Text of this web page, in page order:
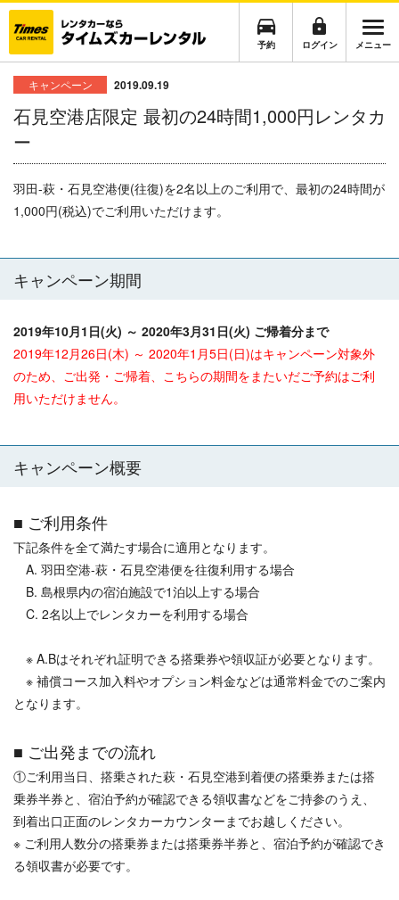
予約 ログイン メニュー
キャンペーン 2019.09.19
石見空港店限定 最初の24時間1,000円レンタカ
ー
羽田-萩・石見空港便(往復)を2名以上のご利用で、最初の24時間が
1,000円(税込)でご利用いただけます。
キャンペーン期間
2019年10月1日(火) ～ 2020年3月31日(火) ご帰着分まで
2019年12月26日(木) ～ 2020年1月5日(日)はキャンペーン対象外
のため、ご出発・ご帰着、こちらの期間をまたいだご予約はご利
用いただけません。
キャンペーン概要
■ ご利用条件
下記条件を全て満たす場合に適用となります。
A. 羽田空港-萩・石見空港便を往復利用する場合
B. 島根県内の宿泊施設で1泊以上する場合
C. 2名以上でレンタカーを利用する場合
※ A.Bはそれぞれ証明できる搭乗券や領収証が必要となります。
※ 補償コース加入料やオプション料金などは通常料金でのご案内
となります。
■ ご出発までの流れ
①ご利用当日、搭乗された萩・石見空港到着便の搭乗券または搭
乗券半券と、宿泊予約が確認できる領収書などをご持参のうえ、
到着出口正面のレンタカーカウンターまでお越しください。
※ ご利用人数分の搭乗券または搭乗券半券と、宿泊予約が確認でき
る領収書が必要です。